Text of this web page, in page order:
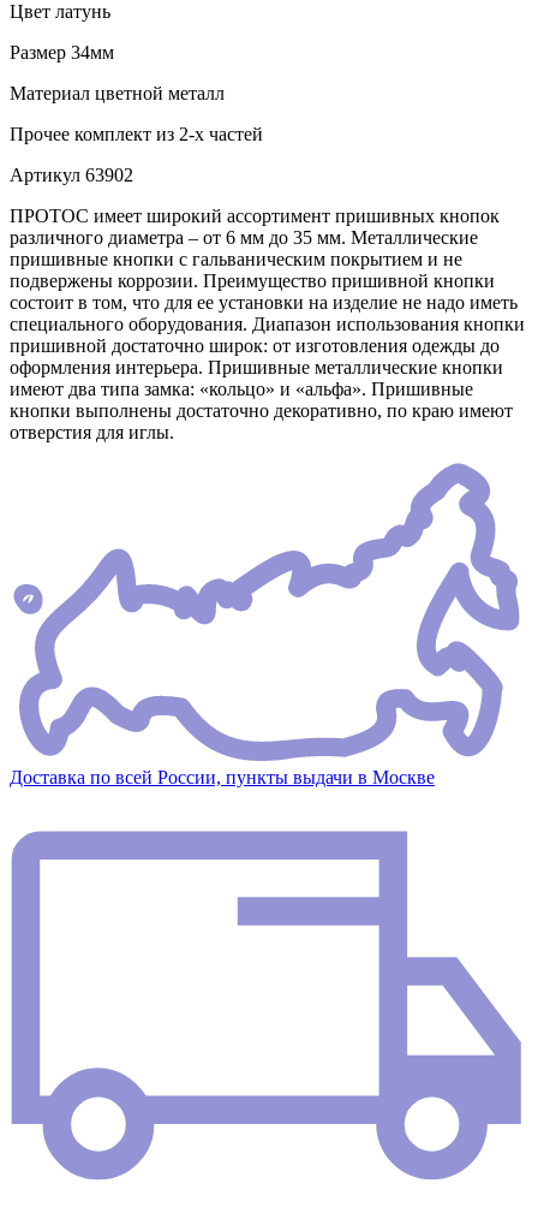
Цвет латунь
Размер 34мм
Материал цветной металл
Прочее комплект из 2-х частей
Артикул 63902
ПРОТОС имеет широкий ассортимент пришивных кнопок
различного диаметра – от 6 мм до 35 мм. Металлические
пришивные кнопки с гальваническим покрытием и не
подвержены коррозии. Преимущество пришивной кнопки
состоит в том, что для ее установки на изделие не надо иметь
специального оборудования. Диапазон использования кнопки
пришивной достаточно широк: от изготовления одежды до
оформления интерьера. Пришивные металлические кнопки
имеют два типа замка: «кольцо» и «альфа». Пришивные
кнопки выполнены достаточно декоративно, по краю имеют
отверстия для иглы.
Доставка по всей России, пункты выдачи в Москве